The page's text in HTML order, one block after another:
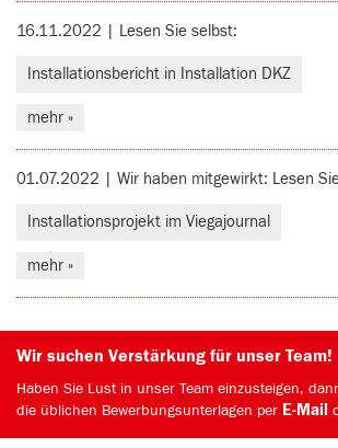
16.11.2022 | Lesen Sie selbst:
Installationsbericht in Installation DKZ
mehr »
01.07.2022 | Wir haben mitgewirkt: Lesen
Installationsprojekt im Viegajournal
mehr »
Wir suchen Verstärkung für unser Team!
Haben Sie Lust in unser Team einzusteigen,
die üblichen Bewerbungs­unterlagen per E-Mail